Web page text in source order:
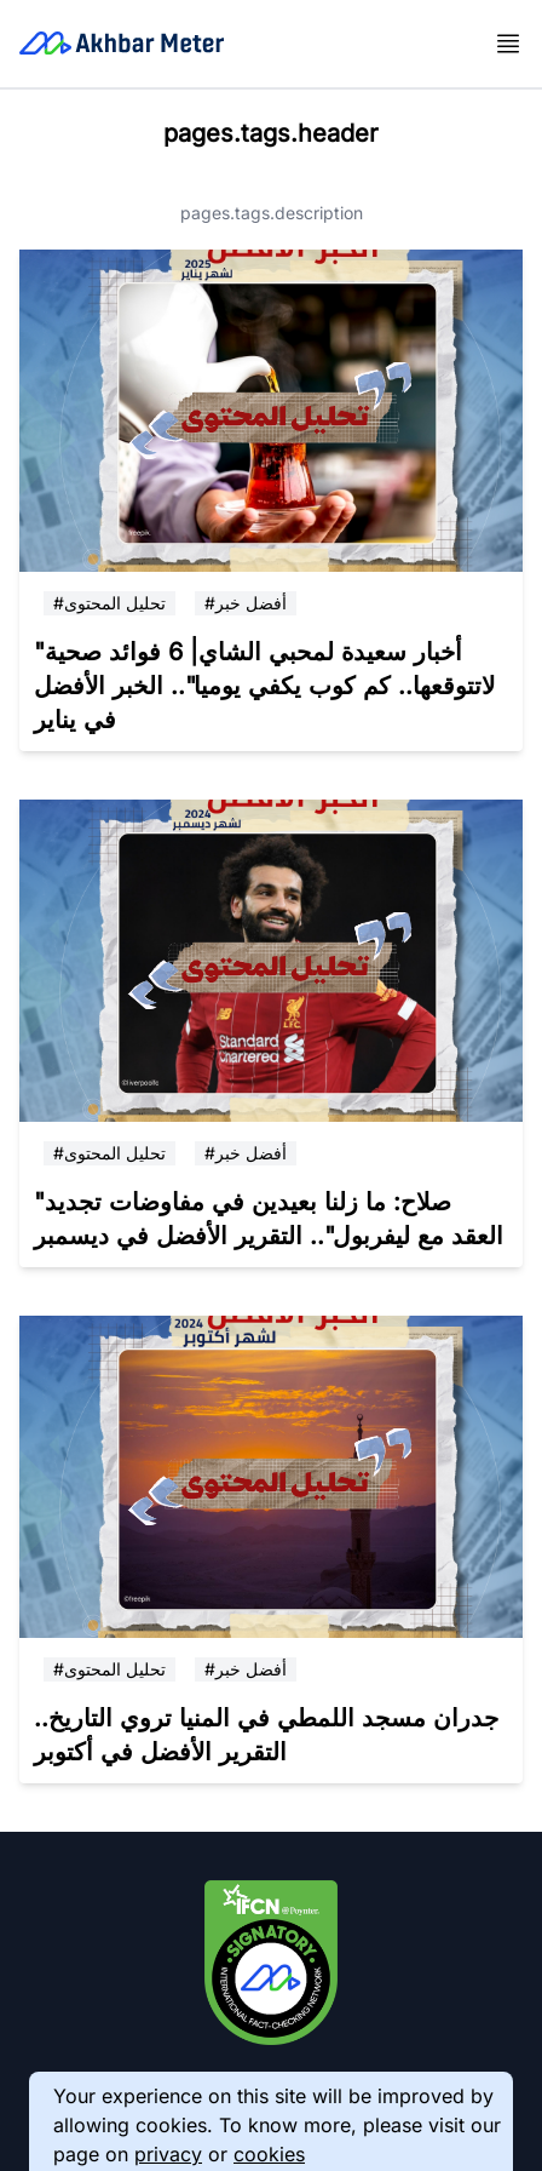
pages.tags.header
pages.tags.description
#تحليل المحتوى #أفضل خبر
"أخبار سعيدة لمحبي الشاي| 6 فوائد صحية
لاتتوقعها.. كم كوب يكفي يوميا".. الخبر الأفضل
في يناير
#تحليل المحتوى #أفضل خبر
"صلاح: ما زلنا بعيدين في مفاوضات تجديد
العقد مع ليفربول".. التقرير الأفضل في ديسمبر
#تحليل المحتوى #أفضل خبر
جدران مسجد اللمطي في المنيا تروي التاريخ..
التقرير الأفضل في أكتوبر
Your experience on this site will be improved by
allowing cookies. To know more, please visit our
page on privacy or cookies